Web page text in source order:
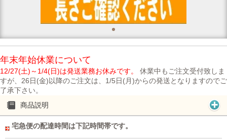
年末年始休業について
12/27(土)～1/4(日)は発送業務お休みです。
休業中もご注文受付致しま
すが、26日(金)以降のご注文は、1/5日(月)からの発送となりますのでご
了承下さい。
商品説明
宅急便の配達時間は下記時間帯です。